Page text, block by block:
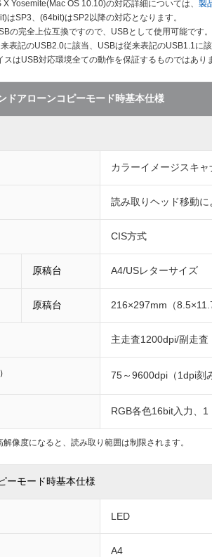
Yosemite(Mac OS 10.10)の対応詳細については、 製
はSP3、(64bit)はSP2以降の対応となります。
の完全上位互換ですので、USBとして使用可能です。
表記のUSB2.0に該当、USBは従来表記のUSB1.1に
スはUSB対応環境全ての動作を保証するものではあり
ドアローンコピーモード時基本仕様
カラーイメージスキャ
読み取りヘッド移動
CIS方式
原稿台 A4/USレターサイズ
原稿台 216×297mm（
主走査1200dpi/副走査
75～9600dpi（1dpi刻
RGB各色16bit入力、1
像度になると、読み取り範囲は制限されます。
ーモード時基本仕様
LED
A4